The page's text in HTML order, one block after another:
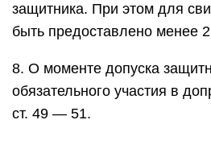
защитника. При этом для
быть предоставлено менее
8. О моменте допуска
обязательного участия в
ст. 49 — 51.